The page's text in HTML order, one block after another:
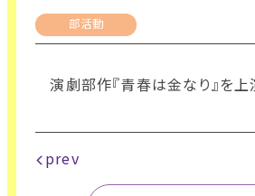
部活動
演劇部作『青春は金なり』を上
prev